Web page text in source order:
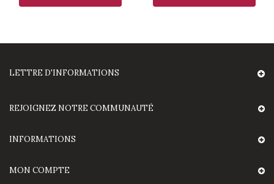
LETTRE D'INFORMATIONS
REJOIGNEZ NOTRE COMMUNAUTÉ
INFORMATIONS
MON COMPTE